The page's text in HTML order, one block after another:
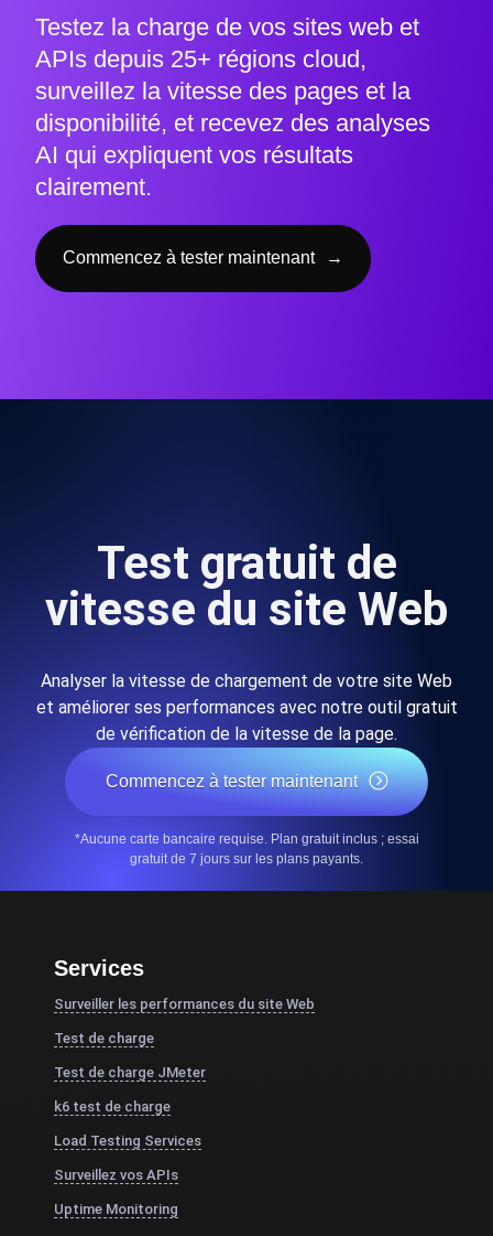
Testez la charge de vos sites web et
APIs depuis 25+ régions cloud,
surveillez la vitesse des pages et la
disponibilité, et recevez des analyses
AI qui expliquent vos résultats
clairement.
Commencez à tester maintenant →
Test gratuit de
vitesse du site Web
Analyser la vitesse de chargement de votre site Web
et améliorer ses performances avec notre outil gratuit
de vérification de la vitesse de la page.
Commencez à tester maintenant
*Aucune carte bancaire requise. Plan gratuit inclus ; essai
gratuit de 7 jours sur les plans payants.
Services
Surveiller les performances du site Web
Test de charge
Test de charge JMeter
k6 test de charge
Load Testing Services
Surveillez vos APIs
Uptime Monitoring